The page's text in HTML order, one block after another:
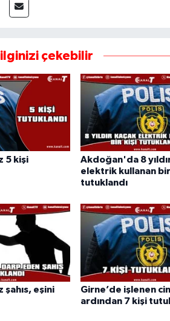
ilginizi çekebilir
5 kişi
Akdoğan'da 8
elektrik kullanan
tutuklandı
şahıs, eşini
Girne’de işlenen
ardından 7 kişi